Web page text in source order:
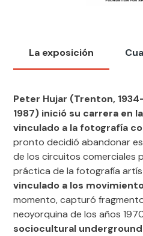
La exposición
Peter Hujar (Trenton,
1987) inició su carrera en
vinculado a la fotografía
pronto decidió abandonar
de los circuitos comerciales
práctica de la fotografía
vinculado a los
momento, capturó
neoyorquina de los años
sociocultural underground